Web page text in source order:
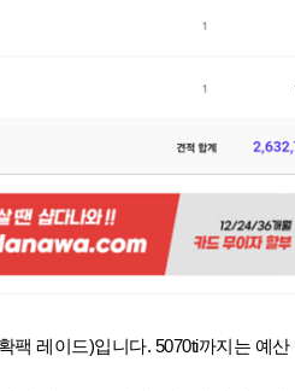
팩 레이드)입니다. 5070ti까지는 예